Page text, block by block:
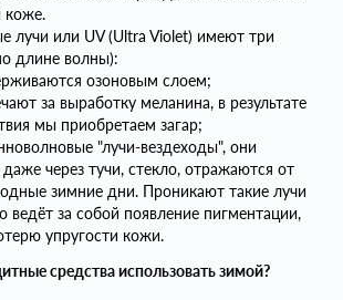
коже.
лучи или UV (Ultra Violet) имеют три
длине волны):
озоновым слоем;
за выработку меланина, в результате
мы приобретаем загар;
"лучи-вездеходы", они
через тучи, стекло, отражаются от
зимние дни. Проникают такие лучи
ведёт за собой появление пигментации,
упругости кожи.
средства использовать зимой?